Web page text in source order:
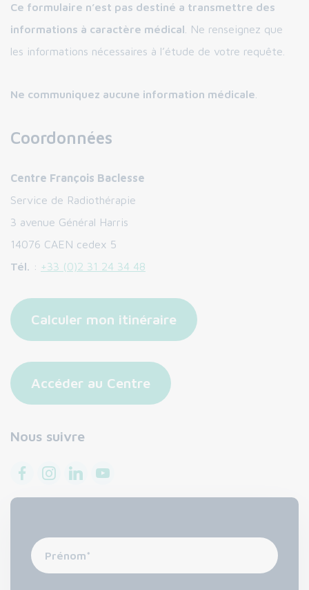
Ce formulaire n’est pas destiné a transmettre des
informations à caractère médical . Ne renseignez que
les informations nécessaires à l’étude de votre requête.
Ne communiquez aucune information médicale
Coordonnées
Centre François Baclesse
Service de Radiothérapie
3 avenue Général Harris
14076 CAEN cedex 5
Tél. : +33 (0)2 31 24 34 48
Calculer mon itinéraire
Accéder au Centre
Nous suivre
Prénom *